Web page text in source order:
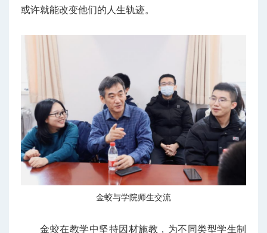
或许就能改变他们的人生轨迹。
金蛟与学院师生交流
金蛟在教学中坚持因材施教，为不同类型学生制